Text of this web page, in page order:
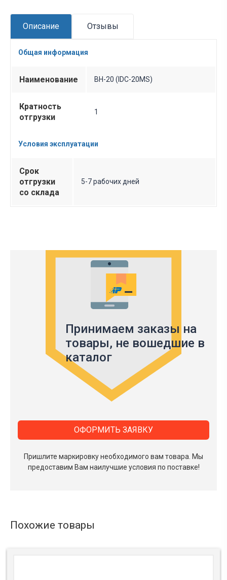
Описание Отзывы
Общая информация
Наименование BH-20 (IDC-20MS)
Кратность
отгрузки
1
Условия эксплуатации
Срок
отгрузки
со склада
5-7 рабочих дней
Принимаем заказы на
товары, не вошедшие в
каталог
Пришлите маркировку необходимого вам товара. Мы
предоставим Вам наилучшие условия по поставке!
ОФОРМИТЬ ЗАЯВКУ
Похожие товары